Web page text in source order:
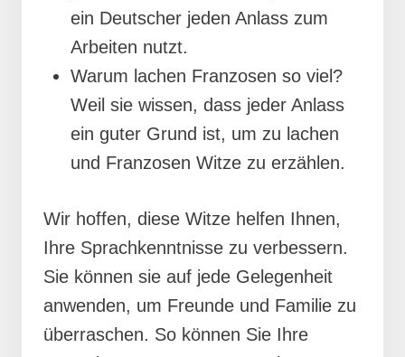
ein Deutscher jeden Anlass zum
Arbeiten nutzt.
Warum lachen Franzosen so viel?
Weil sie wissen, dass jeder Anlass
ein guter Grund ist, um zu lachen
und Franzosen Witze zu erzählen.
Wir hoffen, diese Witze helfen Ihnen,
Ihre Sprachkenntnisse zu verbessern.
Sie können sie auf jede Gelegenheit
anwenden, um Freunde und Familie zu
überraschen. So können Sie Ihre